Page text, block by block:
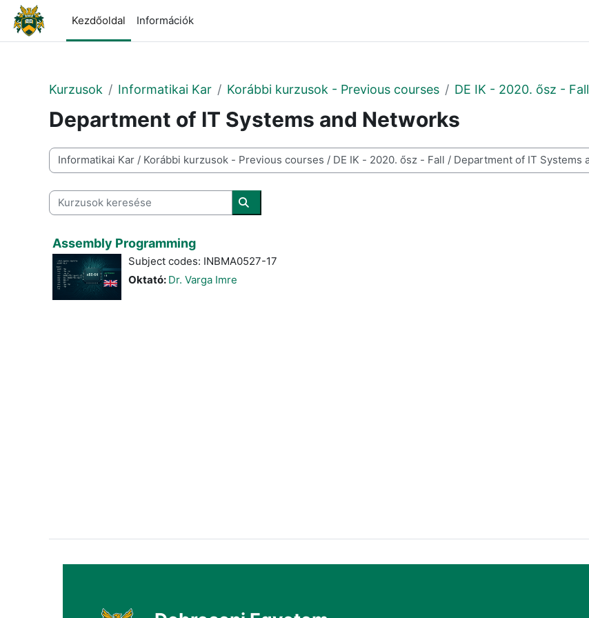
Tovább a fő tartalomhoz
Kezdőoldal
Információk
Kurzusok Informatikai Kar Korábbi kurzusok - Previous courses DE IK - 2020. ősz - Fall
Department of IT Systems and Networks
Kurzuskategóriák
Kurzusok keresése
Kurzusok keresése
Assembly Programming
Subject codes: INBMA0527-17
Oktató: Dr. Varga Imre